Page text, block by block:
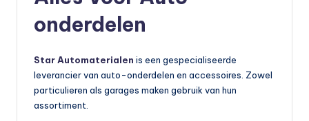
onderdelen
Star Automaterialen is een gespecialiseerde
leverancier van auto-onderdelen en accessoires. Zowel
particulieren als garages maken gebruik van hun
assortiment.